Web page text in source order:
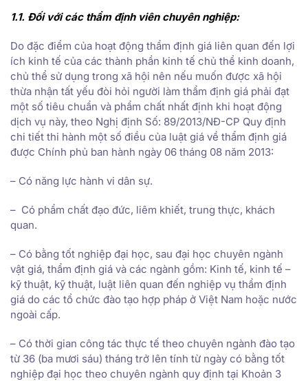
1.1. Đối với các thẩm định viên chuyên nghiệp:
Do đặc điểm của hoạt động thẩm định giá liên quan đến lợi
ích kinh tế của các thành phần kinh tế chủ thể kinh doanh,
chủ thể sử dụng trong xã hội nên nếu muốn được xã hội
thừa nhận tất yếu đòi hỏi người làm thẩm định giá phải đạt
một số tiêu chuẩn và phẩm chất nhất định khi hoạt động
dịch vụ này, theo Nghị định Số: 89/2013/NĐ-CP Quy định
chi tiết thi hành một số điều của luật giá về thẩm định giá
được Chính phủ ban hành ngày 06 tháng 08 năm 2013:
– Có năng lực hành vi dân sự.
– Có phẩm chất đạo đức, liêm khiết, trung thực, khách
quan.
– Có bằng tốt nghiệp đại học, sau đại học chuyên ngành
vật giá, thẩm định giá và các ngành gồm: Kinh tế, kinh tế –
kỹ thuật, kỹ thuật, luật liên quan đến nghiệp vụ thẩm định
giá do các tổ chức đào tạo hợp pháp ở Việt Nam hoặc nước
ngoài cấp.
– Có thời gian công tác thực tế theo chuyên ngành đào tạo
từ 36 (ba mươi sáu) tháng trở lên tính từ ngày có bằng tốt
nghiệp đại học theo chuyên ngành quy định tại Khoản 3